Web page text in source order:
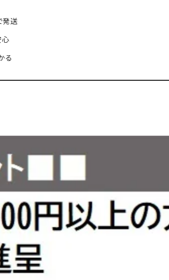
発送
心
る